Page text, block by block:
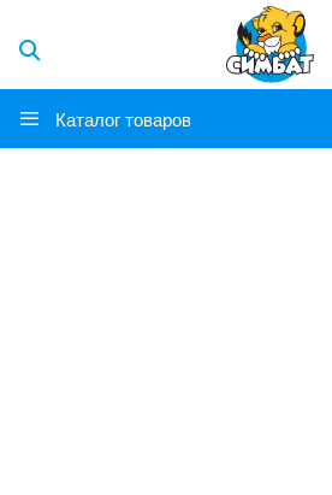
Каталог товаров